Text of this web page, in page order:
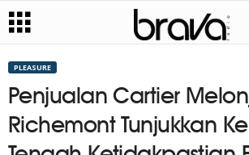
PLEASURE
Penjualan Cartier
Richemont Tunjukkan